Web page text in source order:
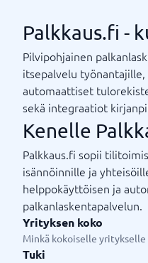
Palkkaus.fi -
Pilvipohjainen
itsepalvelu
automaattiset
sekä integraatiot
Kenelle
Palkkaus.fi sopii
isännöinnille ja
helppokäyttöisen ja
palkanlaskentapalvelun.
Yrityksen koko
Minkä kokoiselle
Tuki